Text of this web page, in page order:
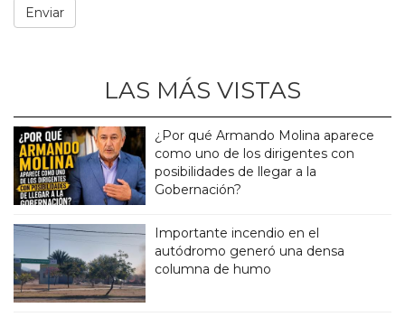
LAS MÁS VISTAS
¿Por qué Armando Molina aparece
como uno de los dirigentes con
posibilidades de llegar a la
Gobernación?
Importante incendio en el
autódromo generó una densa
columna de humo